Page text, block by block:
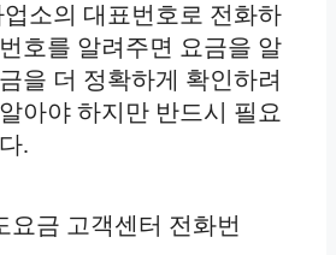
소의 대표번호로 전화하
호를 알려주면 요금을 알
을 더 정확하게 확인하려
아야 하지만 반드시 필요
.